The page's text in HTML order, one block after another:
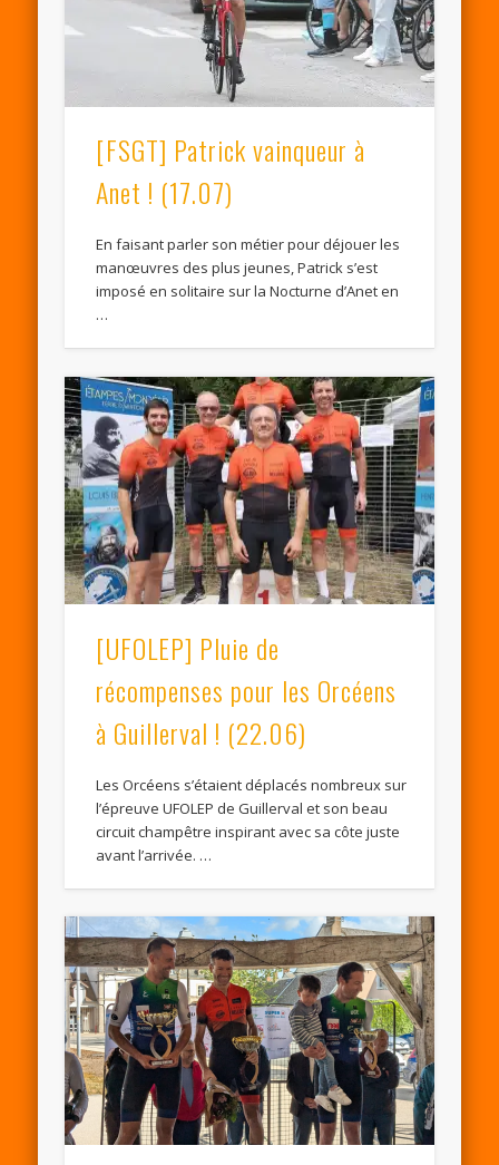
[FSGT] Patrick vainqueur à
Anet ! (17.07)
En faisant parler son métier pour déjouer les
manœuvres des plus jeunes, Patrick s’est
imposé en solitaire sur la Nocturne d’Anet en
…
[UFOLEP] Pluie de
récompenses pour les Orcéens
à Guillerval ! (22.06)
Les Orcéens s’étaient déplacés nombreux sur
l’épreuve UFOLEP de Guillerval et son beau
circuit champêtre inspirant avec sa côte juste
avant l’arrivée. …